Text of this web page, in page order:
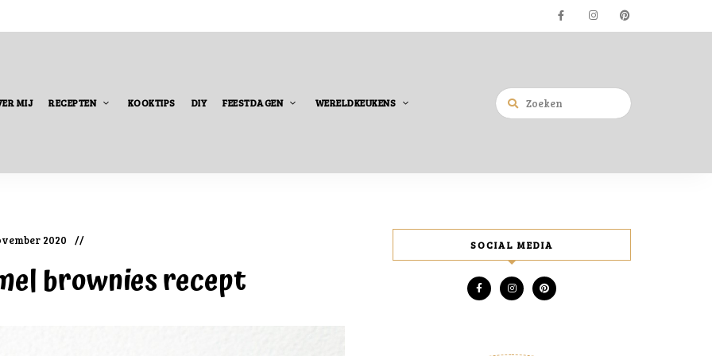
MIJ RECEPTEN KOOKTIPS DIY FEESTDAGEN WERELDKEUKENS
2020
brownies recept
SOCIAL MEDIA